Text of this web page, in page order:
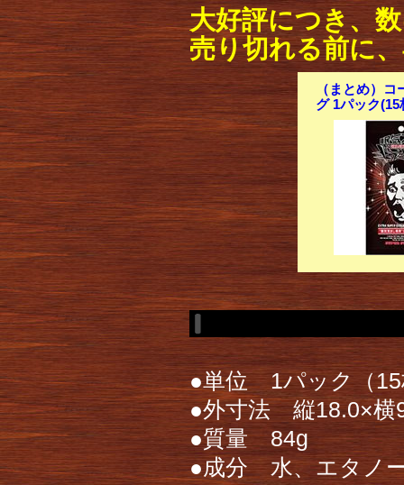
大好評につき、
売り切れる前に
（まとめ）
グ 1パック
●単位 1パック（15
●外寸法 縦18.0×横
●質量 84g
●成分 水、エタノ